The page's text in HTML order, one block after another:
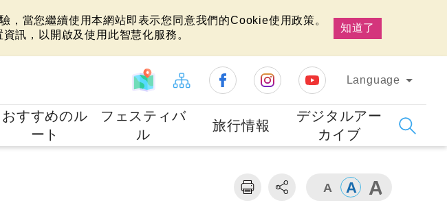
當您繼續使用本網站即表示您同意我們的Cookie使用政策。
訊，以開啟及使用此智慧化服務。
知道了
Language
おすすめのル
ート
フェスティバ
ル
旅行情報
デジタルアー
カイブ